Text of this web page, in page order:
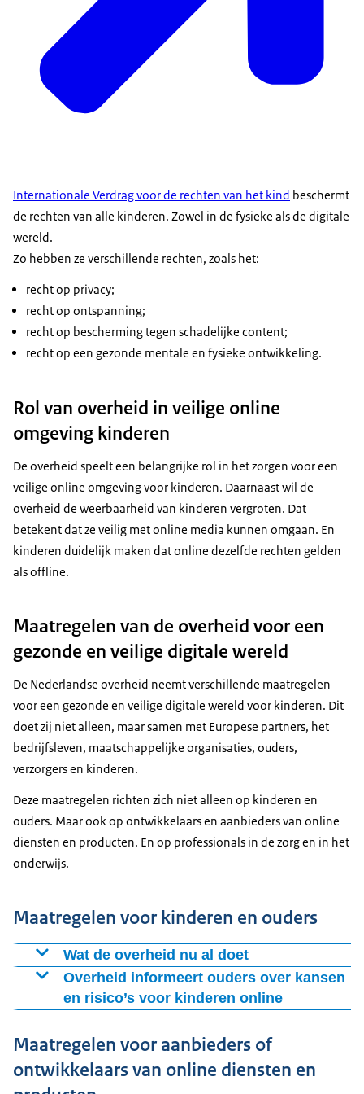
Internationale Verdrag voor de rechten van het kind beschermt
de rechten van alle kinderen. Zowel in de fysieke als de digitale
wereld.
Zo hebben ze verschillende rechten, zoals het:
recht op privacy;
recht op ontspanning;
recht op bescherming tegen schadelijke content;
recht op een gezonde mentale en fysieke ontwikkeling.
Rol van overheid in veilige online
omgeving kinderen
De overheid speelt een belangrijke rol in het zorgen voor een
veilige online omgeving voor kinderen. Daarnaast wil de
overheid de weerbaarheid van kinderen vergroten. Dat
betekent dat ze veilig met online media kunnen omgaan. En
kinderen duidelijk maken dat online dezelfde rechten gelden
als offline.
Maatregelen van de overheid voor een
gezonde en veilige digitale wereld
De Nederlandse overheid neemt verschillende maatregelen
voor een gezonde en veilige digitale wereld voor kinderen. Dit
doet zij niet alleen, maar samen met Europese partners, het
bedrijfsleven, maatschappelijke organisaties, ouders,
verzorgers en kinderen.
Deze maatregelen richten zich niet alleen op kinderen en
ouders. Maar ook op ontwikkelaars en aanbieders van online
diensten en producten. En op professionals in de zorg en in het
onderwijs.
Maatregelen voor kinderen en ouders
Wat de overheid nu al doet
De Rijksoverheid geeft met de
Overheid informeert ouders over kansen
en risico’s voor kinderen online
ouders te informeren over de kansen en risico’s voor
kinderen online en hoe zij hun kind online kunnen
Maatregelen voor aanbieders of
ontwikkelaars van online diensten en